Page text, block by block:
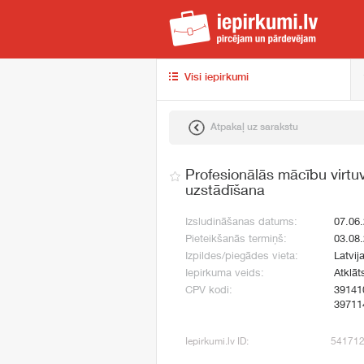
Visi iepirkumi
Atpakaļ uz sarakstu
Profesionālās mācību
uzstādīšana
Izsludināšanas datums:
Pieteikšanās termiņš:
Izpildes/piegādes vieta:
Iepirkuma veids:
CPV kodi:
Iepirkumi.lv ID: